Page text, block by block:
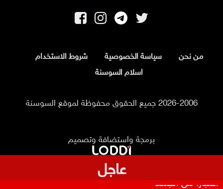
من نحن سياسة الخصوصية
شروط الاستخدام
اسلام السوسنة
2026-2006 جميع الحقوق محفوظة لموقع السوسنة
برمجة واستضافة وتصميم
عاجل
رحلات جديدة لمدينة الإسكندرية عبر مطار مدينة عمّان
اعتبارا من الجمعة